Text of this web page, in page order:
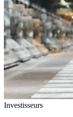
Investisseurs